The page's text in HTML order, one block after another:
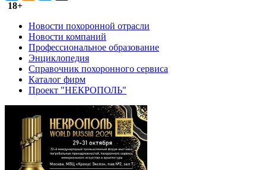
18+
Новости похоронной отрасли
Новости компаний
Профессиональное образование
Энциклопедия
Справочник похоронного сервиса
Каталог фирм
Проект "НЕКРОПОЛЬ"